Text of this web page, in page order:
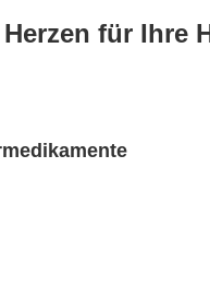
für Ihre